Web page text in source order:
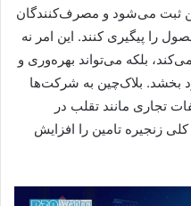
ثبت می‌شود و مصرف‌کنندگان
را پیگیری کنند. این امر نه
بلکه می‌تواند بهره‌وری و
بخشد. بلاک‌چین به شرکت‌ها
تجاری مانند تقلب در
زنجیره تامین را افزایش